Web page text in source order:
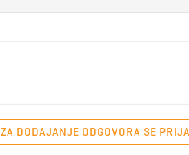
ZA DODAJANJE ODGOVORA SE